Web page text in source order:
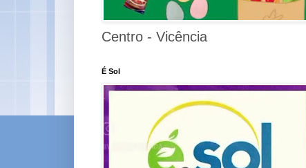
Centro - Vicência
É Sol